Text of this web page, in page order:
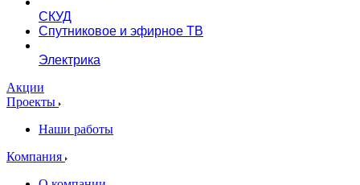
СКУД
Спутниковое и эфирное ТВ
Электрика
Акции
Проекты
Наши работы
Компания